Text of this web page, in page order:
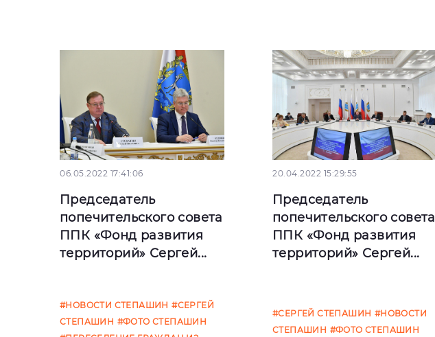
06.05.2022 17:41:06
Председатель
попечительского совета
ППК «Фонд развития
территорий» Сергей...
Сегодня, 6 мая 2022 года,
председатель
#НОВОСТИ СТЕПАШИН #СЕРГЕЙ
СТЕПАШИН #ФОТО СТЕПАШИН
20.04.2022 15:29:55
Председатель
попечительского совета
ППК «Фонд развития
территорий» Сергей...
20 апреля 2022 года
председатель
#СЕРГЕЙ СТЕПАШИН #НОВОСТИ
СТЕПАШИН #ФОТО СТЕПАШИН